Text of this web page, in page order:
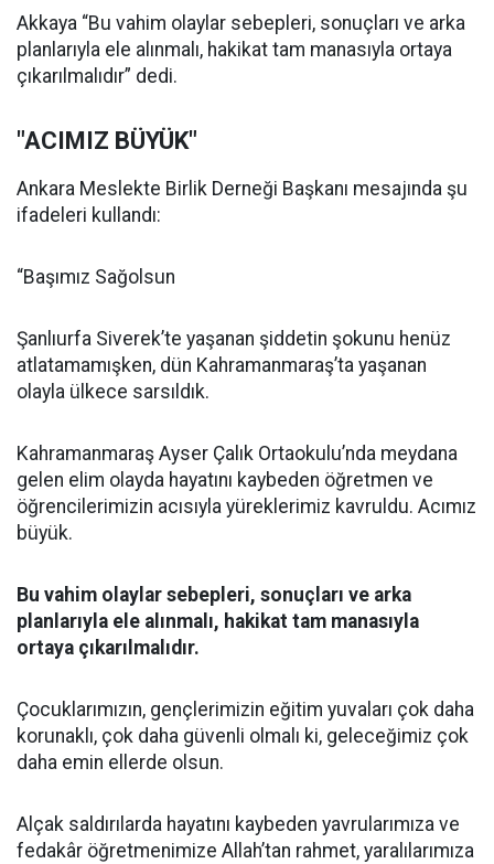
Akkaya “Bu vahim olaylar sebepleri, sonuçları ve arka
planlarıyla ele alınmalı, hakikat tam manasıyla ortaya
çıkarılmalıdır” dedi.
"ACIMIZ BÜYÜK"
Ankara Meslekte Birlik Derneği Başkanı mesajında şu
ifadeleri kullandı:
“Başımız Sağolsun
Şanlıurfa Siverek’te yaşanan şiddetin şokunu henüz
atlatamamışken, dün Kahramanmaraş’ta yaşanan
olayla ülkece sarsıldık.
Kahramanmaraş Ayser Çalık Ortaokulu’nda meydana
gelen elim olayda hayatını kaybeden öğretmen ve
öğrencilerimizin acısıyla yüreklerimiz kavruldu. Acımız
büyük.
Bu vahim olaylar sebepleri, sonuçları ve arka
planlarıyla ele alınmalı, hakikat tam manasıyla
ortaya çıkarılmalıdır.
Çocuklarımızın, gençlerimizin eğitim yuvaları çok daha
korunaklı, çok daha güvenli olmalı ki, geleceğimiz çok
daha emin ellerde olsun.
Alçak saldırılarda hayatını kaybeden yavrularımıza ve
fedakâr öğretmenimize Allah’tan rahmet, yaralılarımıza